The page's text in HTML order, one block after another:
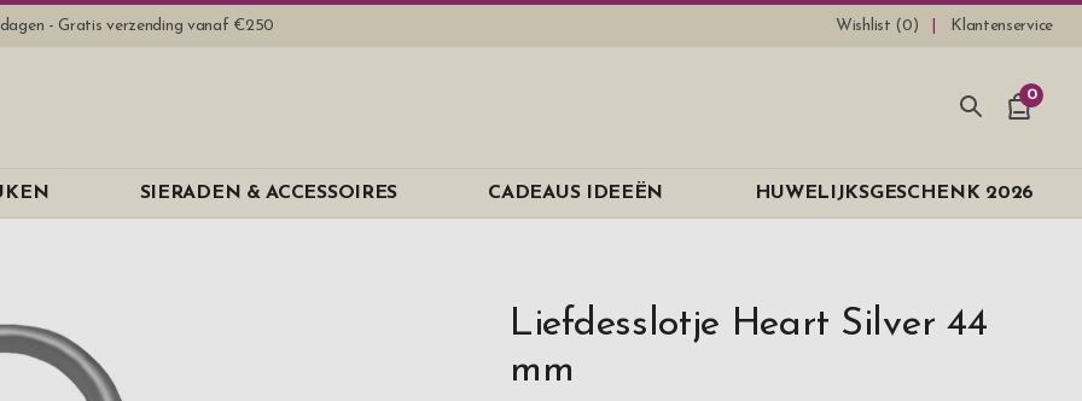
- Gratis verzending vanaf €250 Wishlist (0) Klantenservice
0
SIERADEN & ACCESSOIRES CADEAUS IDEEËN HUWELIJKSGESCHENK 2026
Liefdesslotje Heart Silver 44
mm